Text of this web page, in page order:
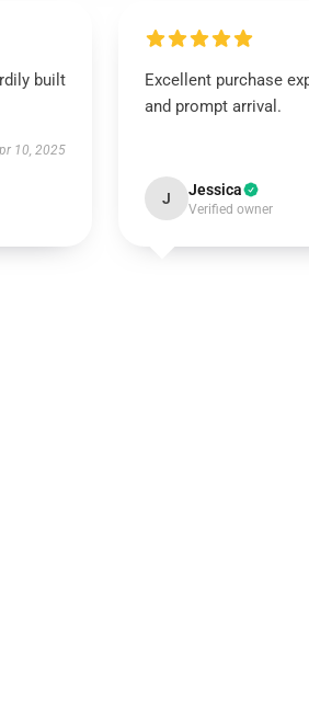
built
10, 2025
Excellent purchase
and prompt arrival.
J Jessica
Verified owner